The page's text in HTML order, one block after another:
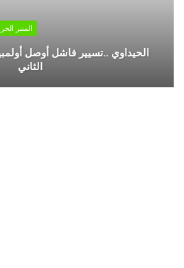
المنبر الحر
الحيداوي ..تسيير فاشل أوصل
الثاني